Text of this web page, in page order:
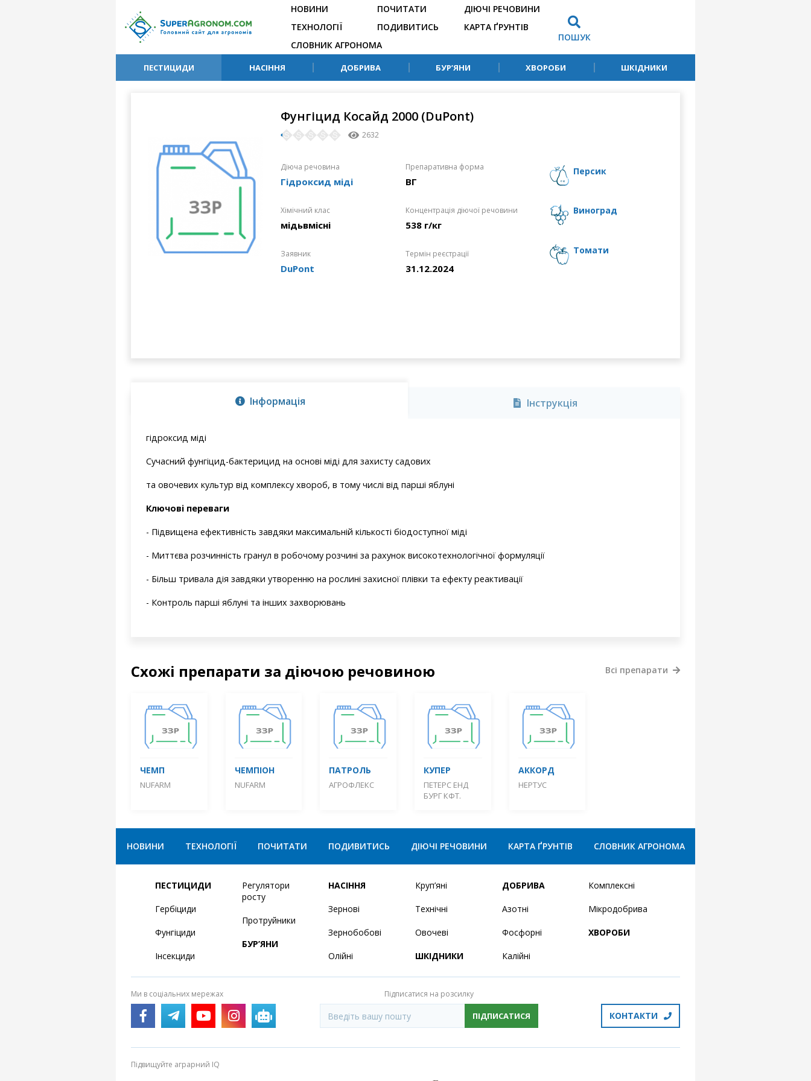
НОВИНИ
ТЕХНОЛОГІЇ
ПОЧИТАТИ
ПОДИВИТИСЬ
ДІЮЧІ РЕЧОВИНИ
КАРТА ҐРУНТІВ
СЛОВНИК АГРОНОМА
ПОШУК
ПЕСТИЦИДИ НАСІННЯ ДОБРИВА БУР’ЯНИ ХВОРОБИ ШКІДНИКИ
Фунгіцид Косайд 2000 (DuPont)
2632
Діюча речовина
Гідроксид міді
Препаративна форма
ВГ
Хімічний клас
мідьвмісні
Концентрація діючої речовини
538 г/кг
Заявник
DuPont
Термін реєстрації
31.12.2024
персик
виноград
томати
Інформація Інструкція
гідроксид міді
Сучасний фунгіцид-бактерицид на основі міді для захисту садових
та овочевих культур від комплексу хвороб, в тому числі від парші яблуні
Ключовi переваги
- Підвищена ефективність завдяки мак­симальній кількості біодоступної міді
- Миттєва розчинність гранул в робо­чо­му розчині за рахунок високо­тех­но­ло­гіч­ної формуляції
- Більш тривала дія завдяки утворенню на рослині захисної плівки та ефекту реактивації
- Контроль парші яблуні та інших захворювань
Схожі препарати за діючою речовиною
ЧЕМП
NUFARM
ЧЕМПІОН
NUFARM
ПАТРОЛЬ
АГРОФЛЕКС
КУПЕР
ПЕТЕРС ЕНД
БУРГ КФТ.
АККОРД
НЕРТУС
Всі препарати
НОВИНИ ТЕХНОЛОГІЇ ПОЧИТАТИ ПОДИВИТИСЬ ДІЮЧІ РЕЧОВИНИ КАРТА ҐРУНТІВ СЛОВНИК АГРОНОМА
ПЕСТИЦИДИ
Гербіциди
Фунгіциди
Інсекциди
Регулятори
росту
Протруйники
БУР’ЯНИ
НАСІННЯ
Зернові
Зернобобові
Олійні
Круп’яні
Технічні
Овочеві
ШКІДНИКИ
ДОБРИВА
Азотні
Фосфорні
Калійні
Комплексні
Мікродобрива
ХВОРОБИ
Ми в соціальних мережах Підписатися на розсилку
ПІДПИСАТИСЯ КОНТАКТИ
Підвищуйте аграрний IQ